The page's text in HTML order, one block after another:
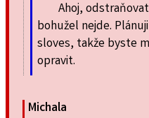
Ahoj,
bohužel nejde.
sloves, takže byste
opravit.
Michala